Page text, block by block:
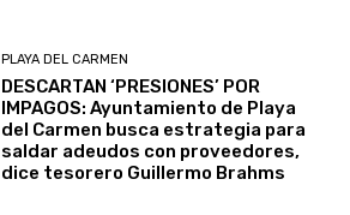
PLAYA DEL CARMEN
DESCARTAN ‘PRESIONES’ POR
IMPAGOS: Ayuntamiento de Playa
del Carmen busca estrategia para
saldar adeudos con proveedores,
dice tesorero Guillermo Brahms